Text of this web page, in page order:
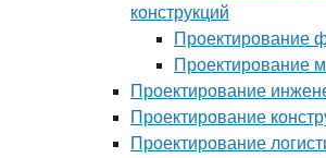
конструкций
Проектирование
Проектирование
Проектирование
Проектирование
Проектирование